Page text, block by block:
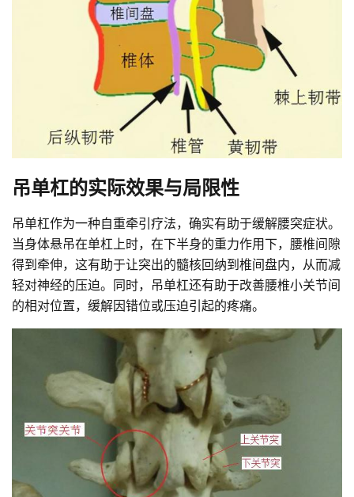
吊单杠的实际效果与局限性
吊单杠作为一种自重牵引疗法，确实有助于缓解腰突症状。
当身体悬吊在单杠上时，在下半身的重力作用下，腰椎间隙
得到牵伸，这有助于让突出的髓核回纳到椎间盘内，从而减
轻对神经的压迫。同时，吊单杠还有助于改善腰椎小关节间
的相对位置，缓解因错位或压迫引起的疼痛。